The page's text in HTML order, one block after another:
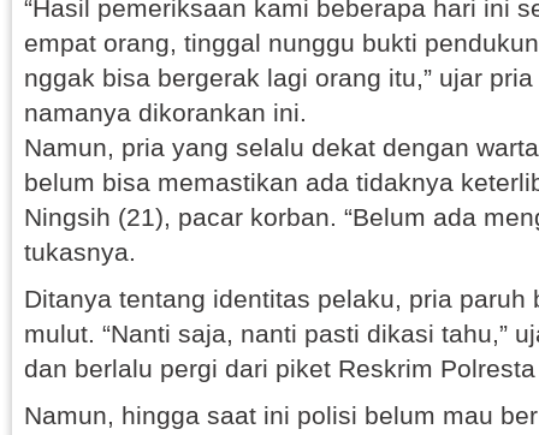
“Hasil pemeriksaan kami beberapa hari ini
empat orang, tinggal nunggu bukti
nggak bisa bergerak lagi orang itu,” ujar
namanya dikorankan ini.
Namun, pria yang selalu dekat dengan
belum bisa memastikan ada tidaknya
Ningsih (21), pacar korban. “Belum ada
tukasnya.
Ditanya tentang identitas pelaku, pria paruh
mulut. “Nanti saja, nanti pasti dikasi tahu,”
dan berlalu pergi dari piket Reskrim
Namun, hingga saat ini polisi belum mau